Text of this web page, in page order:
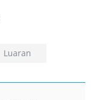
Luaran